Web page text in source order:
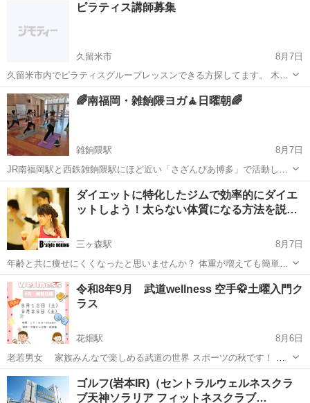
ピラティス講師募集
久留米市
8月7日
久留米市内でピラティスグループレッスンできる方探してます。 木曜
日の午前中が希望です。 お気軽にお尋ねください。
福岡 久留米市 その他 ピラティス
🌈南福岡・雑餉隈ヨガ🧘日曜朝🌈
雑餉隈駅
8月7日
JR南福岡駅と西鉄雑餉隈駅にほど近い「さざんぴあ博多」で活動して
るヨガサークルです。 毎週、日曜朝9:15～10:15の60分ヨガの練習を
やってます♪ 男性も女性も一緒に身体を動かしていつまでも若々しさ
を維持しましょ...
福岡 福岡市 雑餉隈駅 ヨガ
ダイエットに特化したジムで効率的にダイエ
ットしよう！太らない体質になる方法を説…
三ヶ森駅
8月7日
年齢と共に痩せにくくなったと思いませんか？ 体重が増えても簡単に
減らないし、体型のたるみが気になってきたから食事は控えても体重
は増えるし、体型は変わらないし、下半身はだらしない体型に▪▪▪分か
っているけど時間がないし→...
福岡 北九州市 三ヶ森駅 その他
令和8年9月 武道wellness 空手🥋土曜入門ク
ラス
花畑駅
8月6日
老若男女 家族みんなで楽しめる武道の世界 スポーツの秋です！ レ
ベルに合わせたクラスで 技術や現代に役立つ武道を学びませんか？😃
🍂 下は幼稚園〜 ...
福岡 久留米市 花畑駅
ゴルフ(岩本IR)（セントラルウェルネスクラ
ブ天神ソラリア フィットネスクラブ…